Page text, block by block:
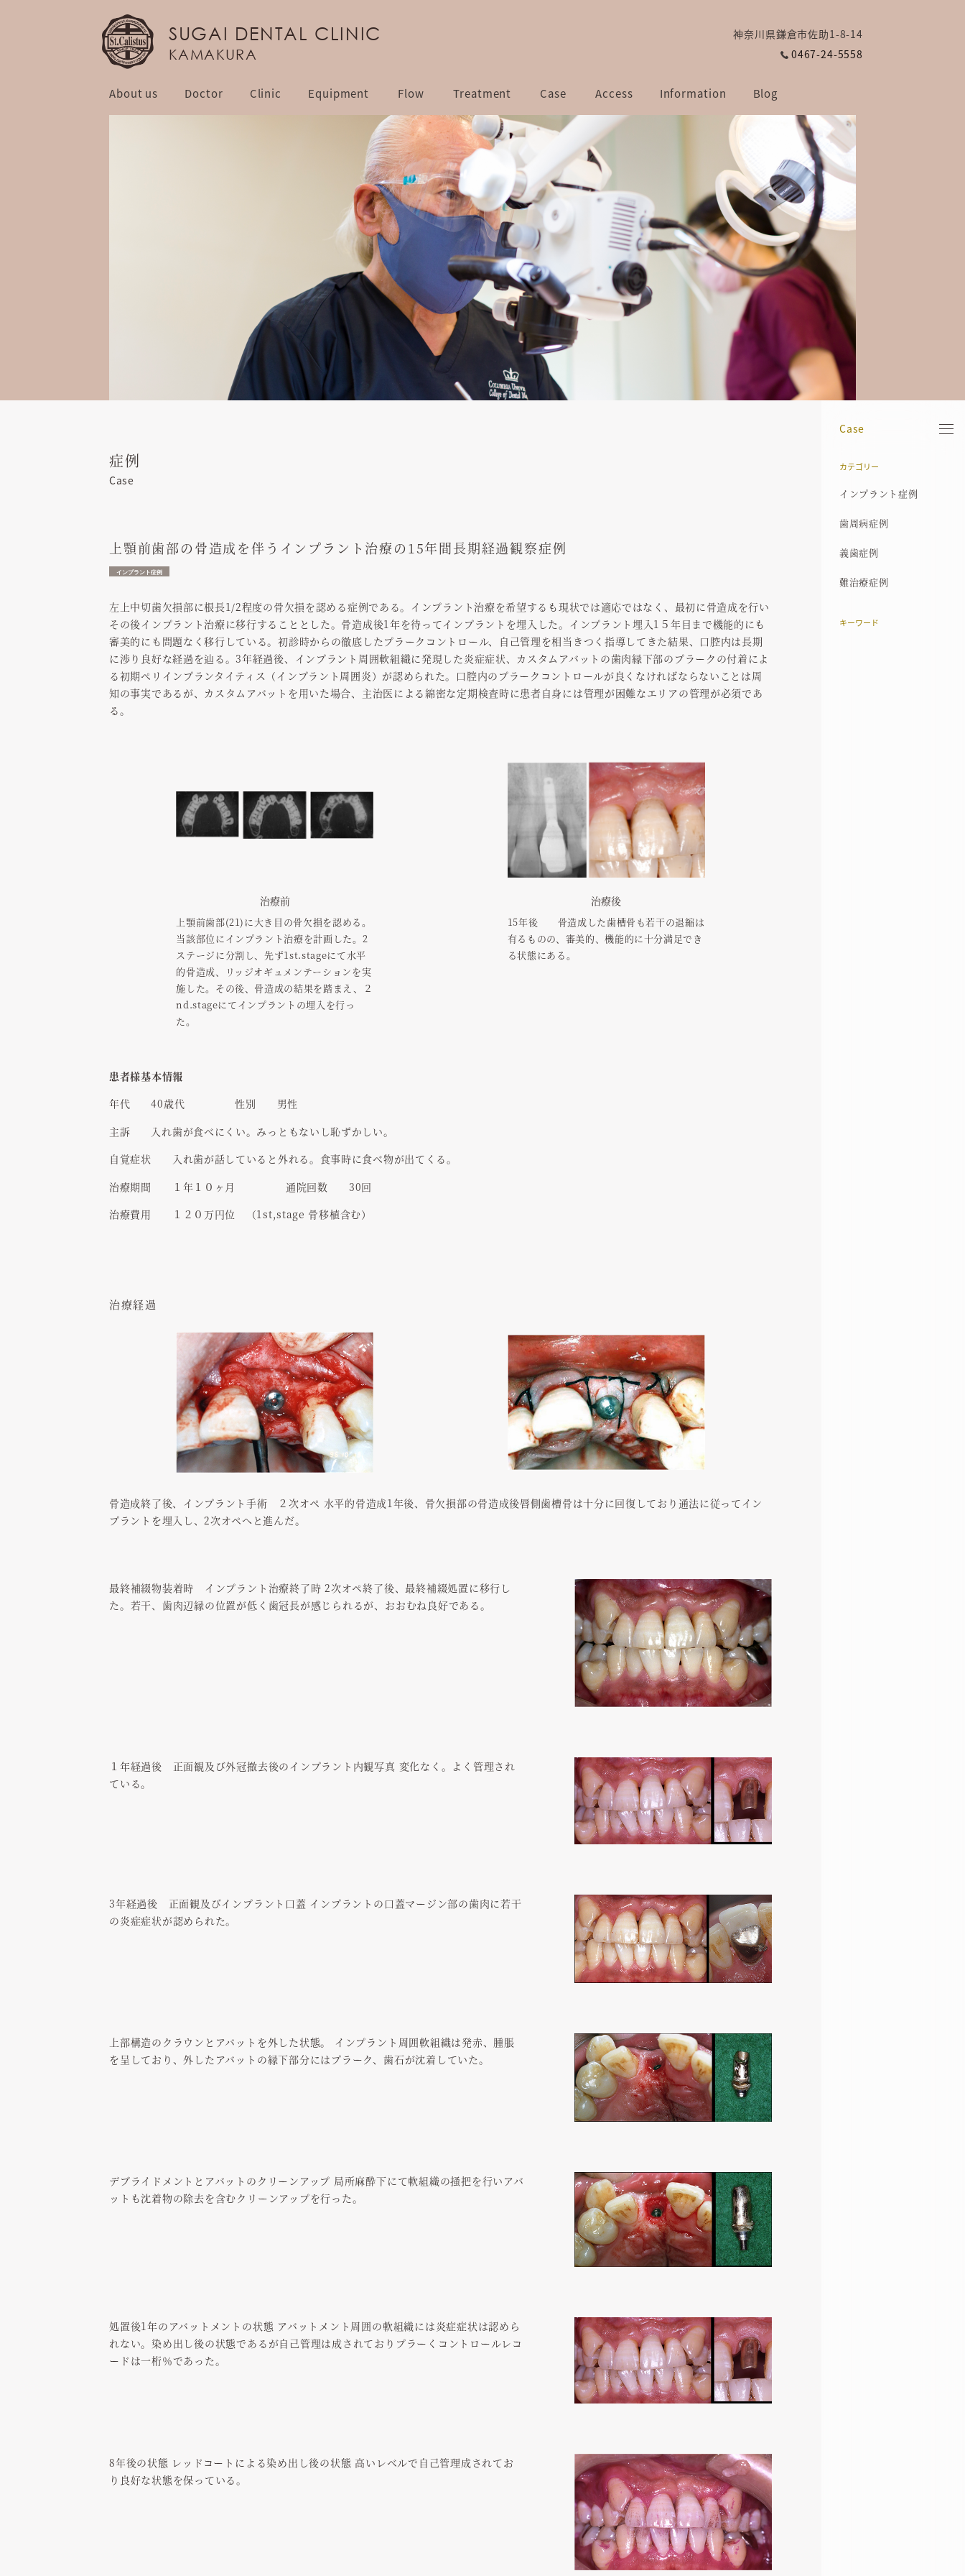
SUGAI DENTAL CLINIC
KAMAKURA
神奈川県鎌倉市佐助1-8-14
0467-24-5558
About us Doctor Clinic Equipment Flow Treatment Case Access Information Blog
症例
Case
上顎前歯部の骨造成を伴うインプラント治療の15年間長期経過観察症例
インプラント症例
左上中切歯欠損部に根長1/2程度の骨欠損を認める症例である。インプラント治療を希望するも現状では適応ではなく、最初に骨造成を行い
その後インプラント治療に移行することとした。骨造成後1年を待ってインプラントを埋入した。インプラント埋入1５年目まで機能的にも
審美的にも問題なく移行している。初診時からの徹底したプラークコントロール、自己管理を相当きつく指導してきた結果、口腔内は長期
に渉り良好な経過を辿る。3年経過後、インプラント周囲軟組織に発現した炎症症状、カスタムアバットの歯肉縁下部のプラークの付着によ
る初期ぺリインプランタイティス（インプラント周囲炎）が認められた。口腔内のプラークコントロールが良くなければならないことは周
知の事実であるが、カスタムアバットを用いた場合、主治医による綿密な定期検査時に患者自身には管理が困難なエリアの管理が必須であ
る。
治療前
上顎前歯部(21)に大き目の骨欠損を認める。
当該部位にインプラント治療を計画した。2
ステージに分割し、先ず1st.stageにて水平
的骨造成、リッジオギュメンテーションを実
施した。その後、骨造成の結果を踏まえ、２
nd.stageにてインプラントの埋入を行っ
た。
治療後
15年後 骨造成した歯槽骨も若干の退縮は
有るものの、審美的、機能的に十分満足でき
る状態にある。
患者様基本情報
年代
40歳代 性別
男性
主訴
入れ歯が食べにくい。みっともないし恥ずかしい。
自覚症状
入れ歯が話していると外れる。食事時に食べ物が出てくる。
治療期間
１年１０ヶ月 通院回数
30回
治療費用
１２０万円位 （1st,stage 骨移植含む）
治療経過
骨造成終了後、インプラント手術 ２次オペ 水平的骨造成1年後、骨欠損部の骨造成後唇側歯槽骨は十分に回復しており通法に従ってイン
プラントを埋入し、2次オペへと進んだ。
最終補綴物装着時 インプラント治療終了時 2次オペ終了後、最終補綴処置に移行し
た。若干、歯肉辺縁の位置が低く歯冠長が感じられるが、おおむね良好である。
１年経過後 正面観及び外冠撤去後のインプラント内観写真 変化なく。よく管理され
ている。
3年経過後 正面観及びインプラント口蓋 インプラントの口蓋マージン部の歯肉に若干
の炎症症状が認められた。
上部構造のクラウンとアバットを外した状態。 インプラント周囲軟組織は発赤、腫脹
を呈しており、外したアバットの縁下部分にはプラーク、歯石が沈着していた。
デブライドメントとアバットのクリーンアップ 局所麻酔下にて軟組織の掻把を行いアバ
ットも沈着物の除去を含むクリーンアップを行った。
処置後1年のアバットメントの状態 アバットメント周囲の軟組織には炎症症状は認めら
れない。染め出し後の状態であるが自己管理は成されておりプラーくコントロールレコ
ードは一桁％であった。
8年後の状態 レッドコートによる染め出し後の状態 高いレベルで自己管理成されてお
り良好な状態を保っている。
Case
カテゴリー
インプラント症例
歯周病症例
義歯症例
難治療症例
キーワード
当院について
コンセプト
その他基本方針
プライバシーポリシー
院長紹介
保有資格
経歴
代表的な受賞歴
所属学会
医院案内
院内ギャラリー
診療機器
歯科用X線CT
マイクロスコープ
SimPlant
治療の流れ
医療費控除について
歯周病治療
インプラント
歯周組織再生誘導療法
エムドゲイン
審美歯科
インプラント症例
歯周病症例
義歯症例
難治療症例
アクセス
お知らせ
ブログ